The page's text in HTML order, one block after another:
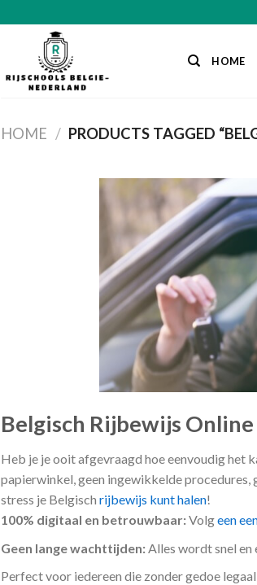
HOME
HOME / PRODUCTS TAGGED
Belgisch Rijbewijs Online
Heb je je ooit afgevraagd hoe eenvoudig het
papierwinkel, geen ingewikkelde
stress je Belgisch rijbewijs kunt halen!
100% digitaal en betrouwbaar:Volgeen
Geen lange wachttijden: Alles wordt snel
Perfect voor iedereen die zonder gedoe